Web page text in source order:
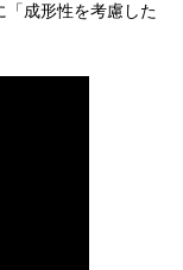
「成形性を考慮した